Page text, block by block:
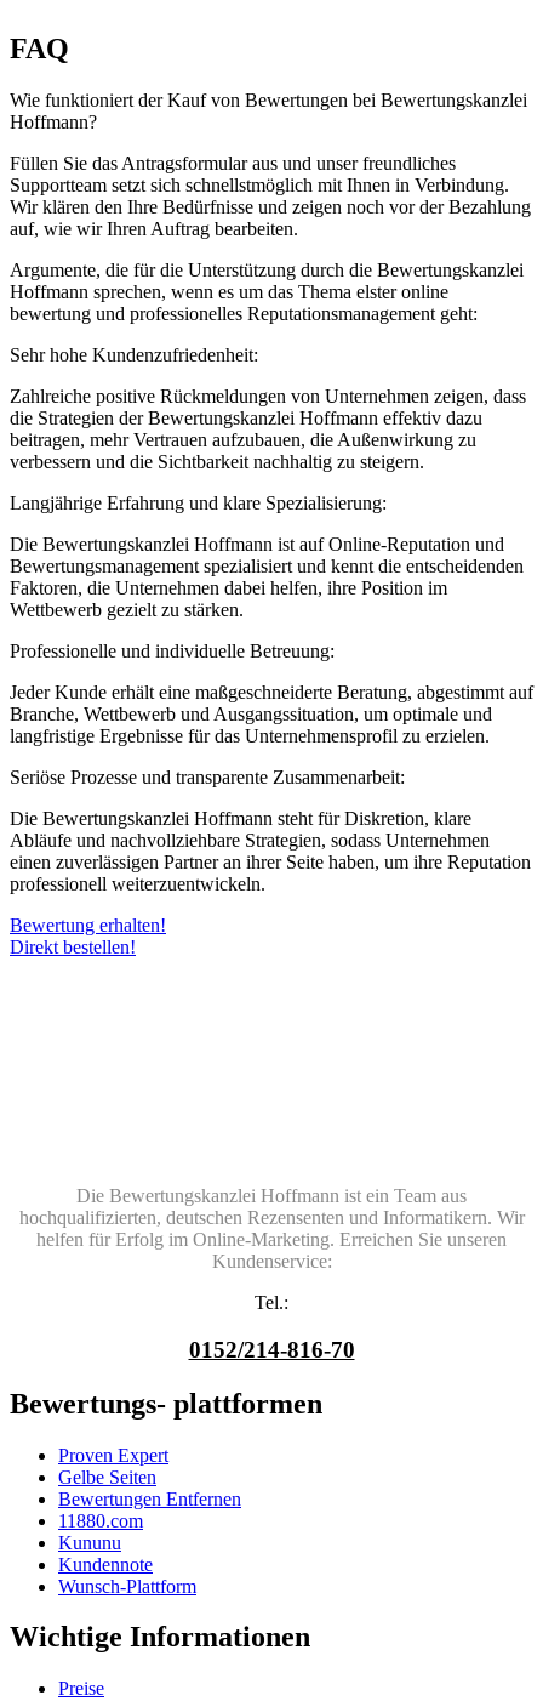
FAQ
Wie funktioniert der Kauf von Bewertungen bei Bewertungskanzlei
Hoffmann?
Füllen Sie das Antragsformular aus und unser freundliches
Supportteam setzt sich schnellstmöglich mit Ihnen in Verbindung.
Wir klären den Ihre Bedürfnisse und zeigen noch vor der Bezahlung
auf, wie wir Ihren Auftrag bearbeiten.
Argumente, die für die Unterstützung durch die Bewertungskanzlei
Hoffmann sprechen, wenn es um das Thema elster online
bewertung und professionelles Reputationsmanagement geht:
Sehr hohe Kundenzufriedenheit:
Zahlreiche positive Rückmeldungen von Unternehmen zeigen, dass
die Strategien der Bewertungskanzlei Hoffmann effektiv dazu
beitragen, mehr Vertrauen aufzubauen, die Außenwirkung zu
verbessern und die Sichtbarkeit nachhaltig zu steigern.
Langjährige Erfahrung und klare Spezialisierung:
Die Bewertungskanzlei Hoffmann ist auf Online-Reputation und
Bewertungsmanagement spezialisiert und kennt die entscheidenden
Faktoren, die Unternehmen dabei helfen, ihre Position im
Wettbewerb gezielt zu stärken.
Professionelle und individuelle Betreuung:
Jeder Kunde erhält eine maßgeschneiderte Beratung, abgestimmt auf
Branche, Wettbewerb und Ausgangssituation, um optimale und
langfristige Ergebnisse für das Unternehmensprofil zu erzielen.
Seriöse Prozesse und transparente Zusammenarbeit:
Die Bewertungskanzlei Hoffmann steht für Diskretion, klare
Abläufe und nachvollziehbare Strategien, sodass Unternehmen
einen zuverlässigen Partner an ihrer Seite haben, um ihre Reputation
professionell weiterzuentwickeln.
Bewertung erhalten!
Direkt bestellen!
Die Bewertungskanzlei Hoffmann ist ein Team aus
hochqualifizierten, deutschen Rezensenten und Informatikern. Wir
helfen für Erfolg im Online-Marketing. Erreichen Sie unseren
Kundenservice:
Tel.:
0152/214-816-70
Bewertungs- plattformen
Proven Expert
Gelbe Seiten
Bewertungen Entfernen
11880.com
Kununu
Kundennote
Wunsch-Plattform
Wichtige Informationen
Preise